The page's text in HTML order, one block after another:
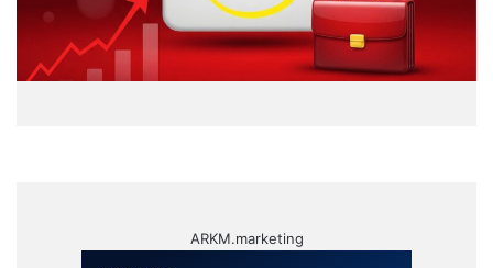
ARKM.marketing